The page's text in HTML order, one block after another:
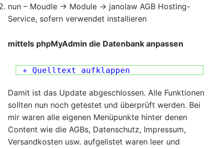
nun – Moudle -> Module -> janolaw AGB Hosting-
Service, sofern verwendet installieren
mittels phpMyAdmin die Datenbank anpassen
+ Quelltext aufklappen
Damit ist das Update abgeschlossen. Alle Funktionen
sollten nun noch getestet und überprüft werden. Bei
mir waren alle eigenen Menüpunkte hinter denen
Content wie die AGBs, Datenschutz, Impressum,
Versandkosten usw. aufgelistet waren leer und